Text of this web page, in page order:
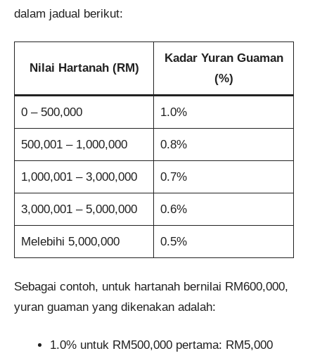
dalam jadual berikut:
Nilai Hartanah (RM)
Kadar Yuran Guaman
(%)
0 – 500,000 1.0%
500,001 – 1,000,000 0.8%
1,000,001 – 3,000,000 0.7%
3,000,001 – 5,000,000 0.6%
Melebihi 5,000,000 0.5%
Sebagai contoh, untuk hartanah bernilai RM600,000,
yuran guaman yang dikenakan adalah:
1.0% untuk RM500,000 pertama: RM5,000